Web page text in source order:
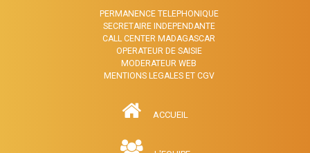
PERMANENCE TELEPHONIQUE
SECRETAIRE INDEPENDANTE
CALL CENTER MADAGASCAR
OPERATEUR DE SAISIE
MODERATEUR WEB
MENTIONS LEGALES ET CGV
ACCUEIL